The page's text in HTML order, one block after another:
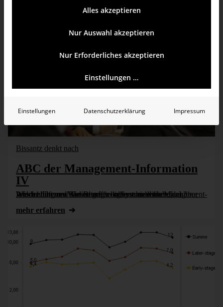
Bissantz denkt nach
ABC der Management-Information
IV
Welche Themen und Begriffe sollte man kennen, um über Ausrichtung und Gestaltung von Systemen für Management-Information und Business Intelligence zu entscheiden? Wieder hilft uns Wissen aus so unterschiedlichen [...]
mehr erfahren
Alles akzeptieren
Nur Auswahl akzeptieren
Nur Erforderliches akzeptieren
Einstellungen …
Einstellungen Datenschutzerklärung Impressum